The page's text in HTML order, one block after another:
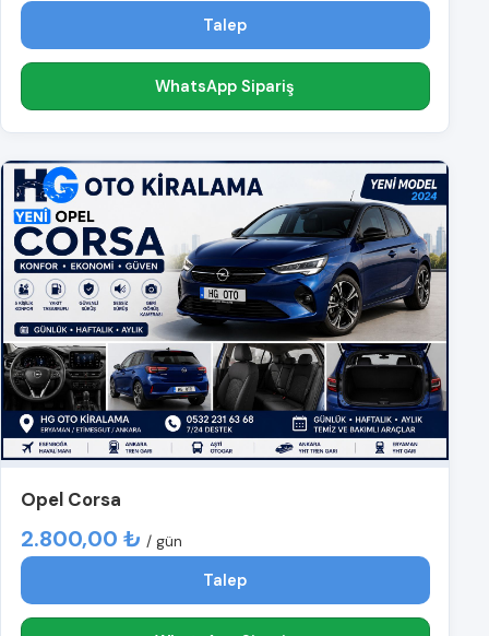
Talep
WhatsApp Sipariş
Opel Corsa
2.800,00 ₺ / gün
Talep